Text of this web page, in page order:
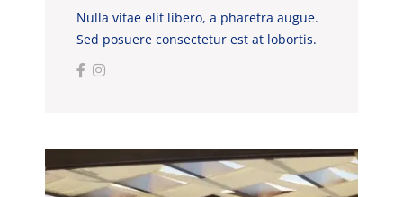
Nulla vitae elit libero, a pharetra augue.
Sed posuere consectetur est at lobortis.